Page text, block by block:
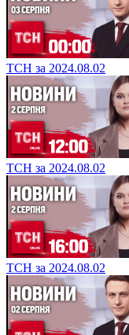
ТСН за 2024.08.02
ТСН за 2024.08.02
ТСН за 2024.08.02